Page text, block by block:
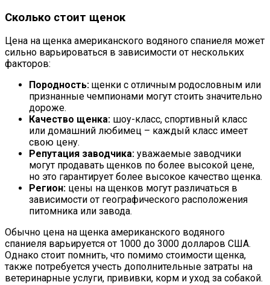
Сколько стоит щенок
Цена на щенка американского водяного спаниеля может
сильно варьироваться в зависимости от нескольких
факторов:
Породность: щенки с отличным родословным или
признанные чемпионами могут стоить значительно
дороже.
Качество щенка: шоу-класс, спортивный класс
или домашний любимец – каждый класс имеет
свою цену.
Репутация заводчика: уважаемые заводчики
могут продавать щенков по более высокой цене,
но это гарантирует более высокое качество щенка.
Регион: цены на щенков могут различаться в
зависимости от географического расположения
питомника или завода.
Обычно цена на щенка американского водяного
спаниеля варьируется от 1000 до 3000 долларов США.
Однако стоит помнить, что помимо стоимости щенка,
также потребуется учесть дополнительные затраты на
ветеринарные услуги, прививки, корм и уход за собакой.